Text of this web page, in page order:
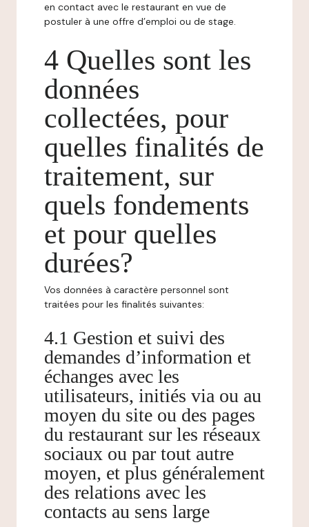
en contact avec le restaurant en vue de
postuler à une offre d’emploi ou de stage.
4 Quelles sont les
données
collectées, pour
quelles finalités de
traitement, sur
quels fondements
et pour quelles
durées?
Vos données à caractère personnel sont
traitées pour les finalités suivantes:
4.1 Gestion et suivi des
demandes d’information et
échanges avec les
utilisateurs, initiés via ou au
moyen du site ou des pages
du restaurant sur les réseaux
sociaux ou par tout autre
moyen, et plus généralement
des relations avec les
contacts au sens large